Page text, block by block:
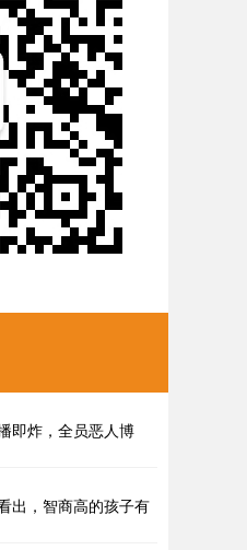
即炸，全员恶人博
出，智商高的孩子有